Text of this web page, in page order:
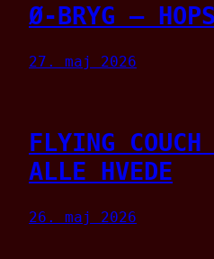
Ø-BRYG –
27. maj 2026
FLYING
ALLE HVEDE
26. maj 2026